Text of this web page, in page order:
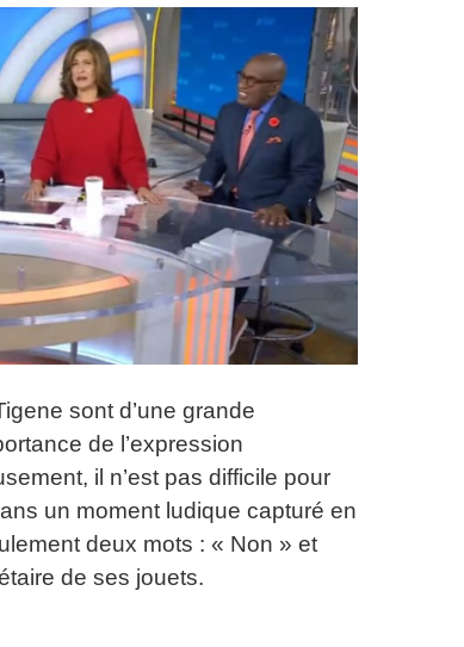
sont d’une grande
de l’expression
il n’est pas difficile pour
un moment ludique capturé en
deux mots : « Non » et
de ses jouets.